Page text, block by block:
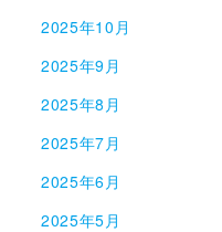
2025年10月
2025年9月
2025年8月
2025年7月
2025年6月
2025年5月